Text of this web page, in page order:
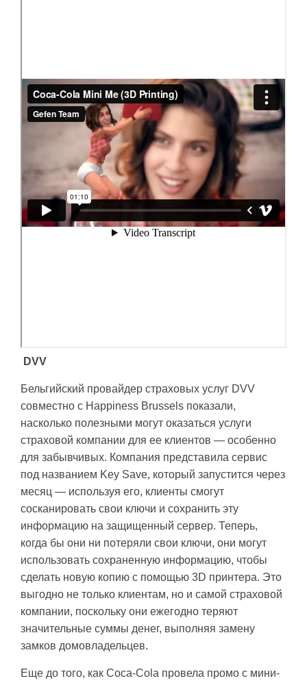
DVV
Бельгийский провайдер страховых услуг DVV
совместно с Happiness Brussels показали,
насколько полезными могут оказаться услуги
страховой компании для ее клиентов — особенно
для забывчивых. Компания представила сервис
под названием Key Save, который запустится через
месяц — используя его, клиенты смогут
сосканировать свои ключи и сохранить эту
информацию на защищенный сервер. Теперь,
когда бы они ни потеряли свои ключи, они могут
использовать сохраненную информацию, чтобы
сделать новую копию с помощью 3D принтера. Это
выгодно не только клиентам, но и самой страховой
компании, поскольку они ежегодно теряют
значительные суммы денег, выполняя замену
замков домовладельцев.
Еще до того, как Coca-Cola провела промо с мини-